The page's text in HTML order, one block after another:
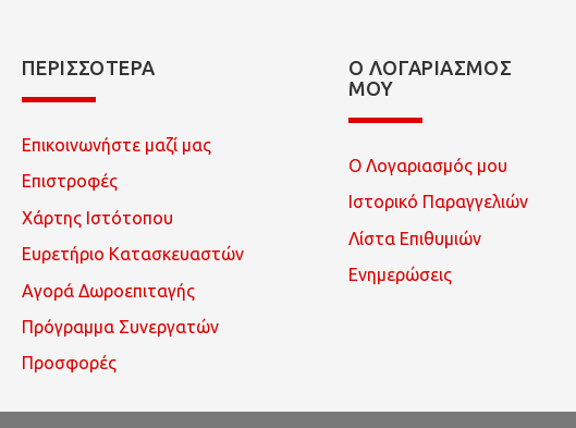
ΠΕΡΙΣΣΌΤΕΡΑ
Επικοινωνήστε μαζί μας
Επιστροφές
Χάρτης Ιστότοπου
Ευρετήριο Κατασκευαστών
Αγορά Δωροεπιταγής
Πρόγραμμα Συνεργατών
Προσφορές
Ο ΛΟΓΑΡΙΑΣΜΌΣ
ΜΟΥ
Ο Λογαριασμός μου
Ιστορικό Παραγγελιών
Λίστα Επιθυμιών
Ενημερώσεις